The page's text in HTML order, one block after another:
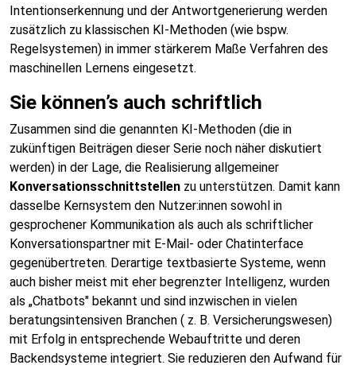
Intentionserkennung und der Antwortgenerierung werden
zusätzlich zu klassischen KI-Methoden (wie bspw.
Regelsystemen) in immer stärkerem Maße Verfahren des
maschinellen Lernens eingesetzt.
Sie können’s auch schriftlich
Zusammen sind die genannten KI-Methoden (die in
zukünftigen Beiträgen dieser Serie noch näher diskutiert
werden) in der Lage, die Realisierung allgemeiner
Konversationsschnittstellen zu unterstützen. Damit kann
dasselbe Kernsystem den Nutzer:innen sowohl in
gesprochener Kommunikation als auch als schriftlicher
Konversationspartner mit E-Mail- oder Chatinterface
gegenübertreten. Derartige textbasierte Systeme, wenn
auch bisher meist mit eher begrenzter Intelligenz, wurden
als „Chatbots" bekannt und sind inzwischen in vielen
beratungsintensiven Branchen ( z. B. Versicherungswesen)
mit Erfolg in entsprechende Webauftritte und deren
Backendsysteme integriert. Sie reduzieren den Aufwand für